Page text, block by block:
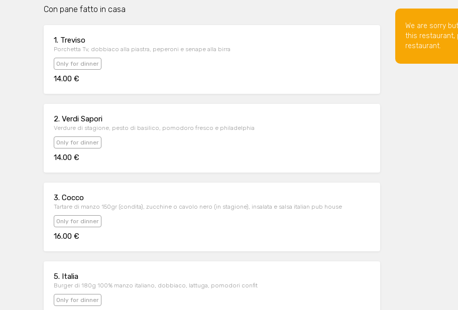
Con pane fatto in casa
1. Treviso
Porchetta Tv, dobbiaco alla piastra, peperoni e senape alla birra
Only for dinner
14.00 €
2. Verdi Sapori
Verdure di stagione, pesto di basilico, pomodoro fresco e philadelphia
Only for dinner
14.00 €
3. Cocco
Tartare di manzo 150gr (condita), zucchine o cavolo nero (in stagione), insalata e salsa italian pub house
Only for dinner
16.00 €
5. Italia
Burger di 180g 100% manzo italiano, dobbiaco, lattuga, pomodori confit
Only for dinner
We are sorry
this restaurant,
restaurant.